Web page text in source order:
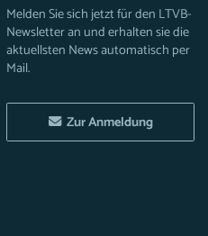
Melden Sie sich jetzt für den LTVB-
Newsletter an und erhalten sie die
aktuellsten News automatisch per
Mail.
Zur Anmeldung